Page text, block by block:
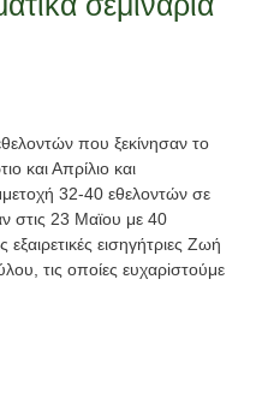
που ξεκίνησαν το
και Απρίλιο και
32-40 εθελοντών σε
στις 23 Μαϊου με 40
εισηγήτριες Ζωή
τις οποίες ευχαρiστούμε